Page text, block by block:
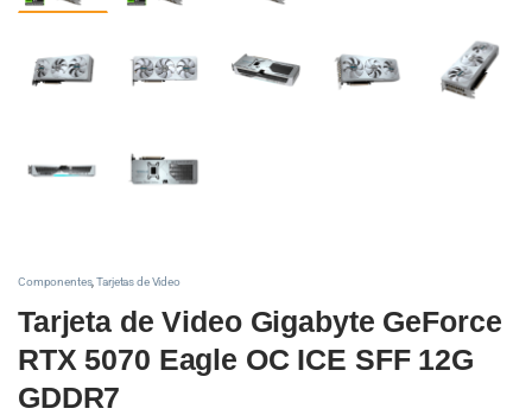
Componentes,Tarjetas de Video
Tarjeta de Video Gigabyte GeForce
RTX 5070 Eagle OC ICE SFF 12G
GDDR7